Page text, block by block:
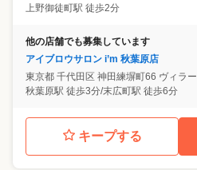
上野御徒町駅 徒歩2分
他の店舗でも募集しています
アイブロウサロン i’m 秋葉原店
東京都 千代田区 神田練塀町66 ヴィラ
秋葉原駅 徒歩3分/末広町駅 徒歩6分
キープする